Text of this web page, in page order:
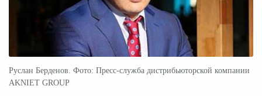
Руслан Берденов. Фото: Пресс-служба дистрибьюторской компании
AKNIET GROUP